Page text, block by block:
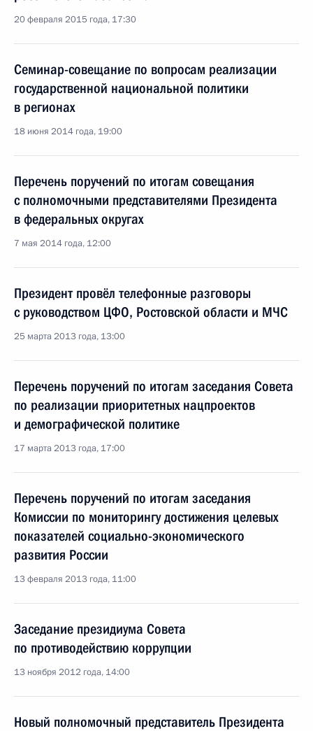
20 февраля 2015 года, 17:30
Семинар-совещание по вопросам реализации
государственной национальной политики
в регионах
18 июня 2014 года, 19:00
Перечень поручений по итогам совещания
с полномочными представителями Президента
в федеральных округах
7 мая 2014 года, 12:00
Президент провёл телефонные разговоры
с руководством ЦФО, Ростовской области и МЧС
25 марта 2013 года, 13:00
Перечень поручений по итогам заседания Совета
по реализации приоритетных нацпроектов
и демографической политике
17 марта 2013 года, 17:00
Перечень поручений по итогам заседания
Комиссии по мониторингу достижения целевых
показателей социально-экономического
развития России
13 февраля 2013 года, 11:00
Заседание президиума Совета
по противодействию коррупции
13 ноября 2012 года, 14:00
Новый полномочный представитель Президента